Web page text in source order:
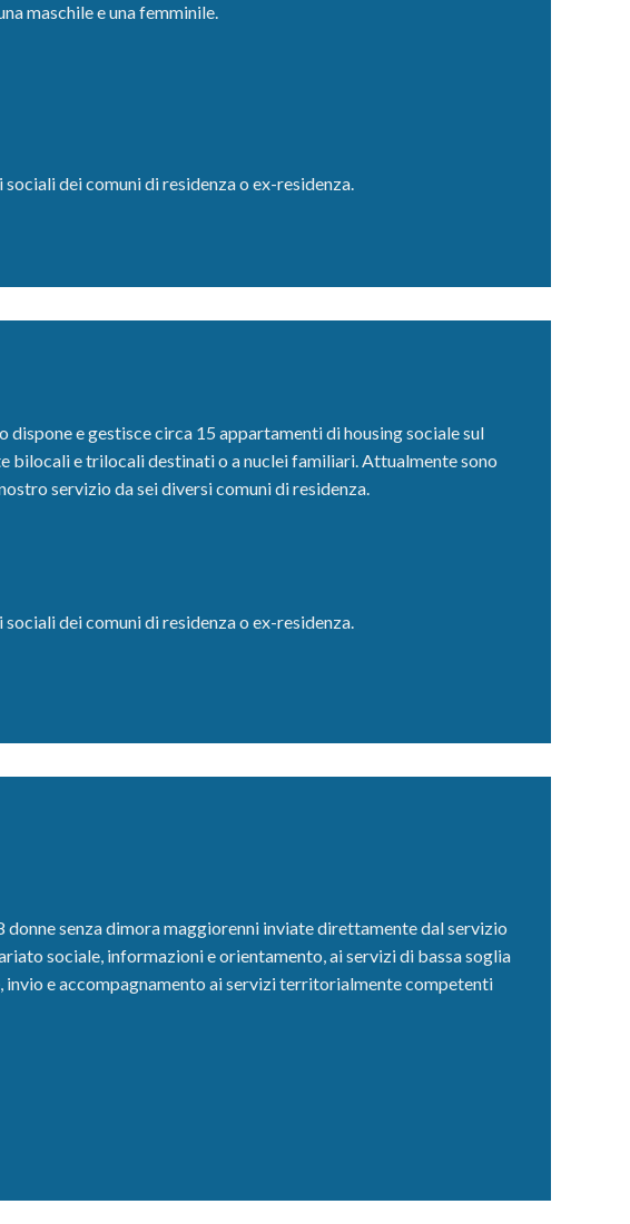
maschile e una femminile.
dei comuni di residenza o ex-residenza.
dispone e gestisce circa 15 appartamenti di housing sociale sul
e trilocali destinati o a nuclei familiari. Attualmente sono
servizio da sei diversi comuni di residenza.
dei comuni di residenza o ex-residenza.
donne senza dimora maggiorenni inviate direttamente dal servizio
sociale, informazioni e orientamento, ai servizi di bassa soglia
e accompagnamento ai servizi territorialmente competenti